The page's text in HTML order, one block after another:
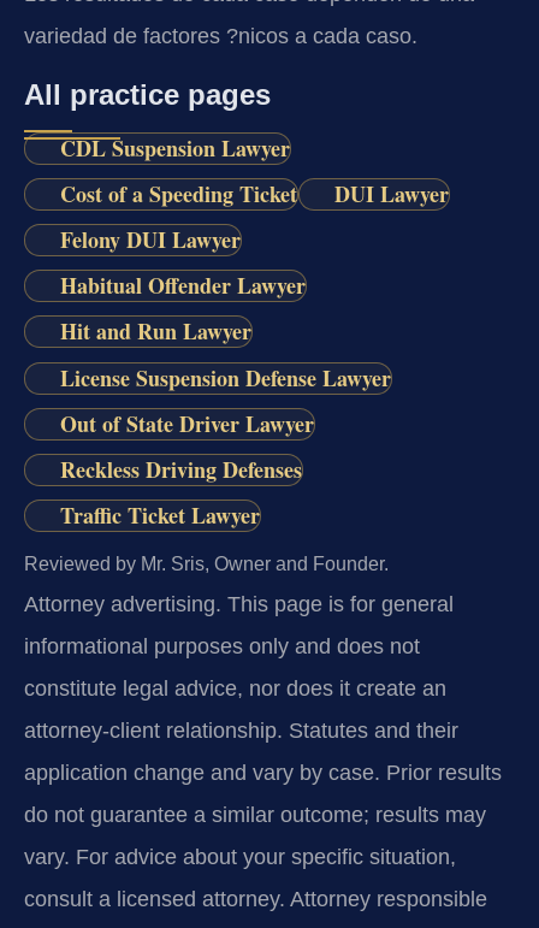
variedad de factores ?nicos a cada caso.
All practice pages
CDL Suspension Lawyer
Cost of a Speeding Ticket
DUI Lawyer
Felony DUI Lawyer
Habitual Offender Lawyer
Hit and Run Lawyer
License Suspension Defense Lawyer
Out of State Driver Lawyer
Reckless Driving Defenses
Traffic Ticket Lawyer
Reviewed by Mr. Sris, Owner and Founder.
Attorney advertising. This page is for general
informational purposes only and does not
constitute legal advice, nor does it create an
attorney-client relationship. Statutes and their
application change and vary by case. Prior results
do not guarantee a similar outcome; results may
vary. For advice about your specific situation,
consult a licensed attorney. Attorney responsible